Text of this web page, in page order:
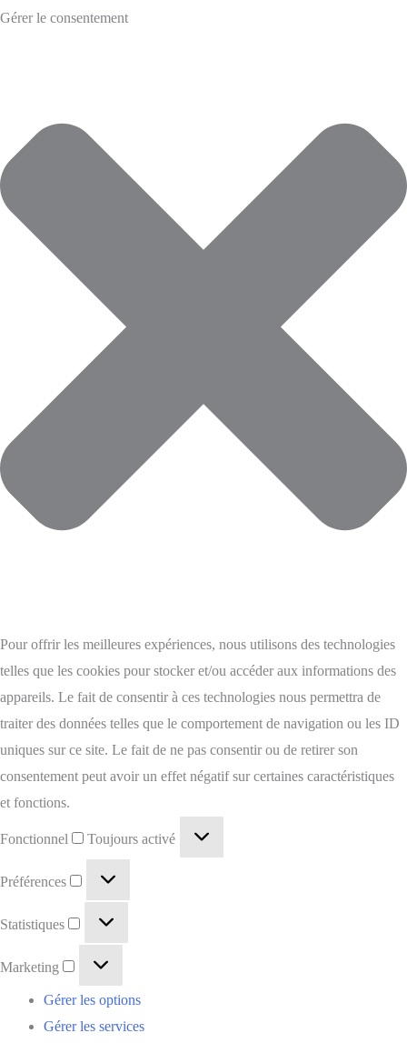
Gérer le consentement
Pour offrir les meilleures expériences, nous utilisons des technologies
telles que les cookies pour stocker et/ou accéder aux informations des
appareils. Le fait de consentir à ces technologies nous permettra de
traiter des données telles que le comportement de navigation ou les ID
uniques sur ce site. Le fait de ne pas consentir ou de retirer son
consentement peut avoir un effet négatif sur certaines caractéristiques
et fonctions.
Fonctionnel Toujours activé
Préférences
Statistiques
Marketing
Gérer les options
Gérer les services